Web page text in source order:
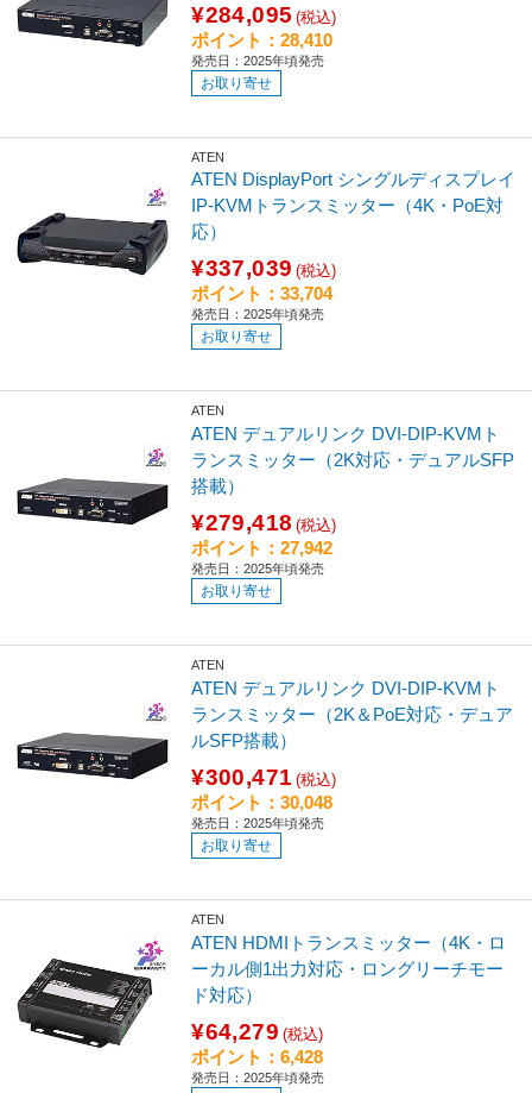
¥284,095 (税込)
ポイント：28,410
発売日：2025年頃発売
お取り寄せ
ATEN
ATEN DisplayPort シングルディスプレイ
IP-KVMトランスミッター（4K・PoE対
応）
¥337,039 (税込)
ポイント：33,704
発売日：2025年頃発売
お取り寄せ
ATEN
ATEN デュアルリンク DVI-DIP-KVMト
ランスミッター（2K対応・デュアルSFP
搭載）
¥279,418 (税込)
ポイント：27,942
発売日：2025年頃発売
お取り寄せ
ATEN
ATEN デュアルリンク DVI-DIP-KVMト
ランスミッター（2K＆PoE対応・デュア
ルSFP搭載）
¥300,471 (税込)
ポイント：30,048
発売日：2025年頃発売
お取り寄せ
ATEN
ATEN HDMIトランスミッター（4K・ロ
ーカル側1出力対応・ロングリーチモー
ド対応）
¥64,279 (税込)
ポイント：6,428
発売日：2025年頃発売